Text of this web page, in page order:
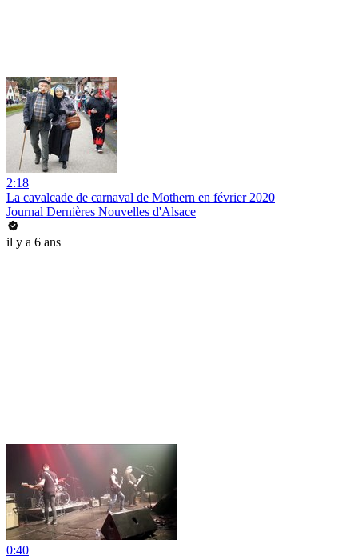
2:18
La cavalcade de carnaval de Mothern en février 2020
Journal Dernières Nouvelles d'Alsace
il y a 6 ans
0:40